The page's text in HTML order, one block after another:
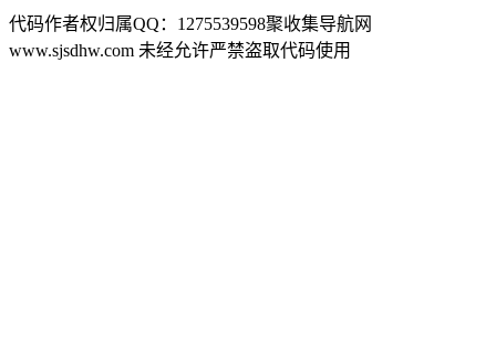
代码作者权归属QQ：1275539598聚收集导航网
www.sjsdhw.com 未经允许严禁盗取代码使用